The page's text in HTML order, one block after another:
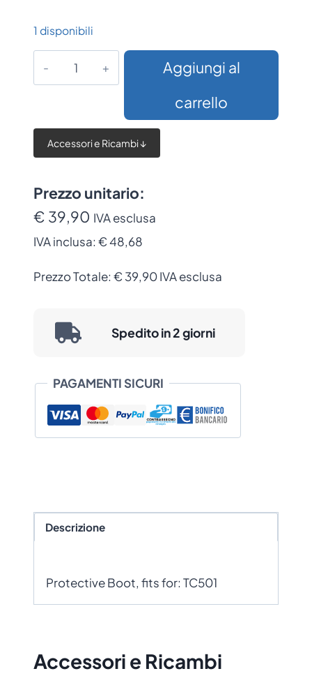
1 disponibili
Protective
Aggiungi al
carrello
Accessori e Ricambi ↓
Prezzo unitario:
€ 39,90 IVA esclusa
IVA inclusa: € 48,68
Prezzo Totale: € 39,90IVA esclusa
Spedito in 2 giorni
PAGAMENTI SICURI
Descrizione
Protective Boot, fits for: TC501
Accessori e Ricambi